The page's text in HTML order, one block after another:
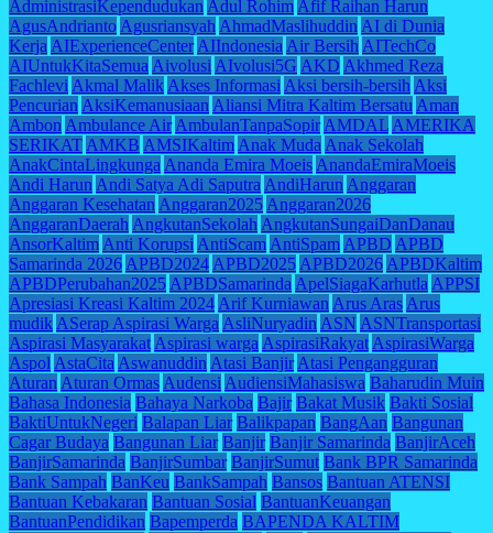
AdministrasiKependudukan Adul Rohim Afif Raihan Harun
AgusAndrianto Agusriansyah AhmadMaslihuddin AI di Dunia
Kerja AIExperienceCenter AIIndonesia Air Bersih AITechCo
AIUntukKitaSemua Aivolusi AIvolusi5G AKD Akhmed Reza
Fachlevi Akmal Malik Akses Informasi Aksi bersih-bersih Aksi
Pencurian AksiKemanusiaan Aliansi Mitra Kaltim Bersatu Aman
Ambon Ambulance Air AmbulanTanpaSopir AMDAL AMERIKA
SERIKAT AMKB AMSIKaltim Anak Muda Anak Sekolah
AnakCintaLingkunga Ananda Emira Moeis AnandaEmiraMoeis
Andi Harun Andi Satya Adi Saputra AndiHarun Anggaran
Anggaran Kesehatan Anggaran2025 Anggaran2026
AnggaranDaerah AngkutanSekolah AngkutanSungaiDanDanau
AnsorKaltim Anti Korupsi AntiScam AntiSpam APBD APBD
Samarinda 2026 APBD2024 APBD2025 APBD2026 APBDKaltim
APBDPerubahan2025 APBDSamarinda ApelSiagaKarhutla APPSI
Apresiasi Kreasi Kaltim 2024 Arif Kurniawan Arus Aras Arus
mudik ASerap Aspirasi Warga AsliNuryadin ASN ASNTransportasi
Aspirasi Masyarakat Aspirasi warga AspirasiRakyat AspirasiWarga
Aspol AstaCita Aswanuddin Atasi Banjir Atasi Pengangguran
Aturan Aturan Ormas Audensi AudiensiMahasiswa Baharudin Muin
Bahasa Indonesia Bahaya Narkoba Bajir Bakat Musik Bakti Sosial
BaktiUntukNegeri Balapan Liar Balikpapan BangAan Bangunan
Cagar Budaya Bangunan Liar Banjir Banjir Samarinda BanjirAceh
BanjirSamarinda BanjirSumbar BanjirSumut Bank BPR Samarinda
Bank Sampah BanKeu BankSampah Bansos Bantuan ATENSI
Bantuan Kebakaran Bantuan Sosial BantuanKeuangan
BantuanPendidikan Bapemperda BAPENDA KALTIM